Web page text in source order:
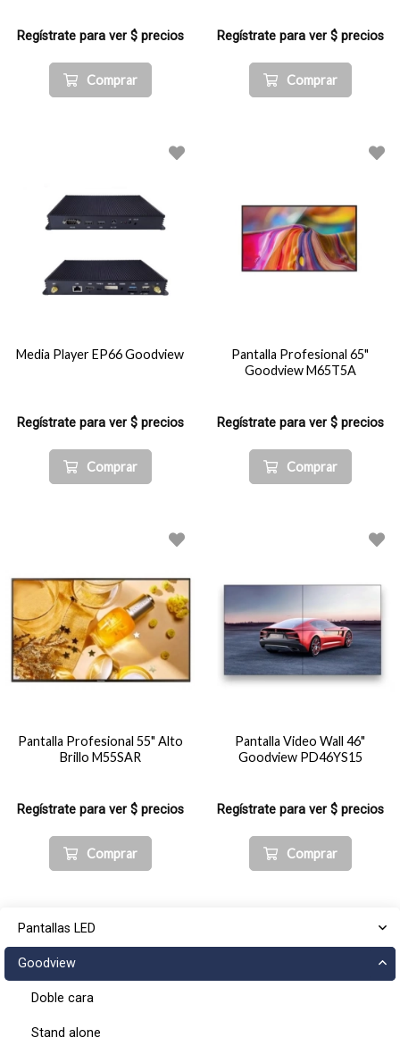
Pantallas LED
Goodview
Doble cara
Stand alone
Regístrate para ver $ precios
Comprar
Regístrate para ver $ precios
Comprar
Media Player EP66 Goodview
Regístrate para ver $ precios
Comprar
Pantalla Profesional 65"
Goodview M65T5A
Regístrate para ver $ precios
Comprar
Pantalla Profesional 55" Alto
Brillo M55SAR
Regístrate para ver $ precios
Comprar
Pantalla Video Wall 46"
Goodview PD46YS15
Regístrate para ver $ precios
Comprar